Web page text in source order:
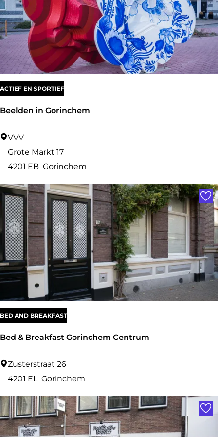
Beelden in Gorinchem
B
d
n
G
o
r
i
c
VVV
Grote Markt 17
4201 EB Gorinchem
ACTIEF EN SPORTIEF
Bed & Breakfast Gorinchem Centrum
B
&
B
Zusterstraat 26
4201 EL Gorinchem
BED AND BREAKFAST